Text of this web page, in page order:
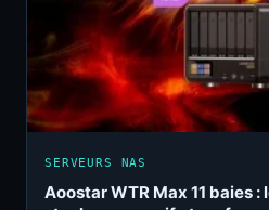
SERVEURS NAS
Aoostar WTR Max 11 baies :